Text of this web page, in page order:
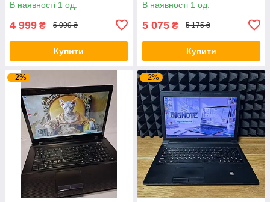
В наявності 1 од.
4 999 ₴ 5 099 ₴
Купити
В наявності 1 од.
5 075 ₴ 5 175 ₴
Купити
–2% –2%